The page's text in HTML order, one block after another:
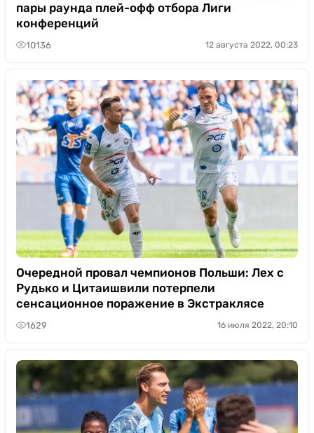
пары раунда плей-офф отбора Лиги
конференций
10136 12 августа 2022, 00:23
Очередной провал чемпионов Польши: Лех с
Рудько и Цитаишвили потерпели
сенсационное поражение в Экстраклясе
1629 16 июля 2022, 20:10